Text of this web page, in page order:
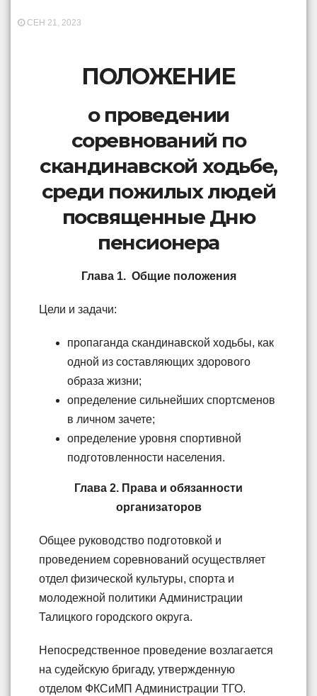
СЕН 21, 2023
ПОЛОЖЕНИЕ
о проведении
соревнований по
скандинавской ходьбе,
среди пожилых людей
посвященные Дню
пенсионера
Глава 1. Общие положения
Цели и задачи:
пропаганда скандинавской ходьбы, как
одной из составляющих здорового
образа жизни;
определение сильнейших спортсменов
в личном зачете;
определение уровня спортивной
подготовленности населения.
Глава 2. Права и обязанности
организаторов
Общее руководство подготовкой и
проведением соревнований осуществляет
отдел физической культуры, спорта и
молодежной политики Администрации
Талицкого городского округа.
Непосредственное проведение возлагается
на судейскую бригаду, утвержденную
отделом ФКСиМП Администрации ТГО.